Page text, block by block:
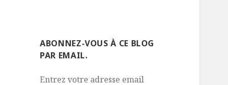
ABONNEZ-VOUS À CE BLOG
PAR EMAIL.
Entrez votre adresse email